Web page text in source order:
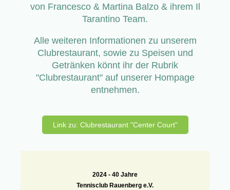
von Francesco & Martina Balzo & ihrem Il
Tarantino Team.
Alle weiteren Informationen zu unserem
Clubrestaurant, sowie zu Speisen und
Getränken könnt ihr der Rubrik
"Clubrestaurant" auf unserer Hompage
entnehmen.
Link zu: Clubrestaurant "Center Court"
2024 - 40 Jahre
Tennisclub Rauenberg e.V.